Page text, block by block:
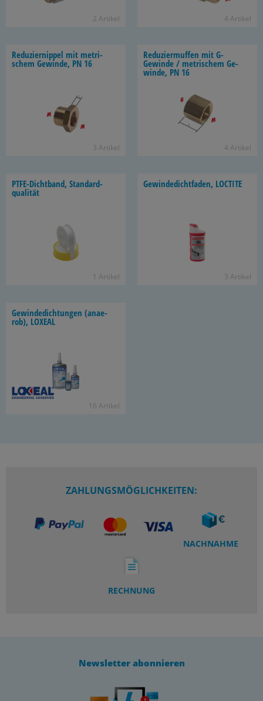
2 Ar­ti­kel 4 Ar­ti­kel
Re­du­zier­nip­pel mit me­tri­
schem Ge­win­de, PN 16
3 Ar­ti­kel
Re­du­zier­muf­fen mit G-​
Gewinde / me­tri­schem Ge­
win­de, PN 16
4 Ar­ti­kel
PTFE-​Dichtband, Stan­dard­
qua­li­tät
1 Ar­ti­kel
Ge­win­de­dicht­fa­den, LOC­TI­TE
3 Ar­ti­kel
Ge­win­de­dich­tun­gen (an­ae­
rob), LO­XE­AL
16 Ar­ti­kel
ZAHLUNGSMÖGLICHKEITEN:
NACHNAHME
RECHNUNG
Newsletter abonnieren